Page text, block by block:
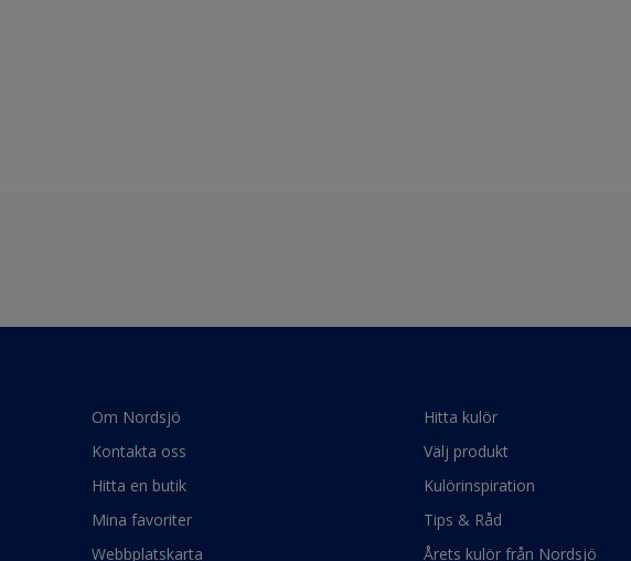
Om Nordsjö
Kontakta oss
Hitta en butik
Mina favoriter
Webbplatskarta
Hitta kulör
Välj produkt
Kulörinspiration
Tips & Råd
Årets kulör från Nordsjö